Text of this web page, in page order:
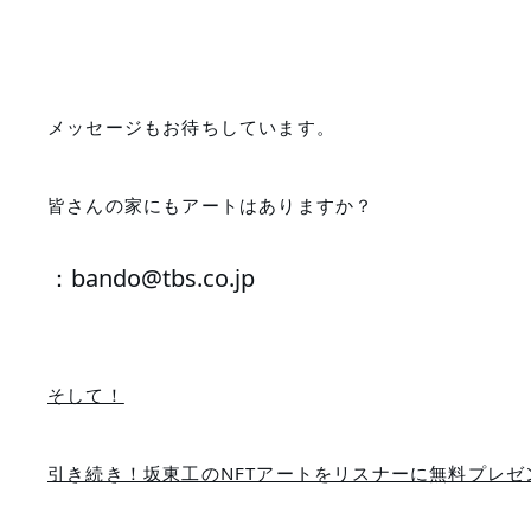
メッセージもお待ちしています。
皆さんの家にもアートはありますか？
：bando@tbs.co.jp
そして！
引き続き！坂東工のNFTアートをリスナーに無料プレ